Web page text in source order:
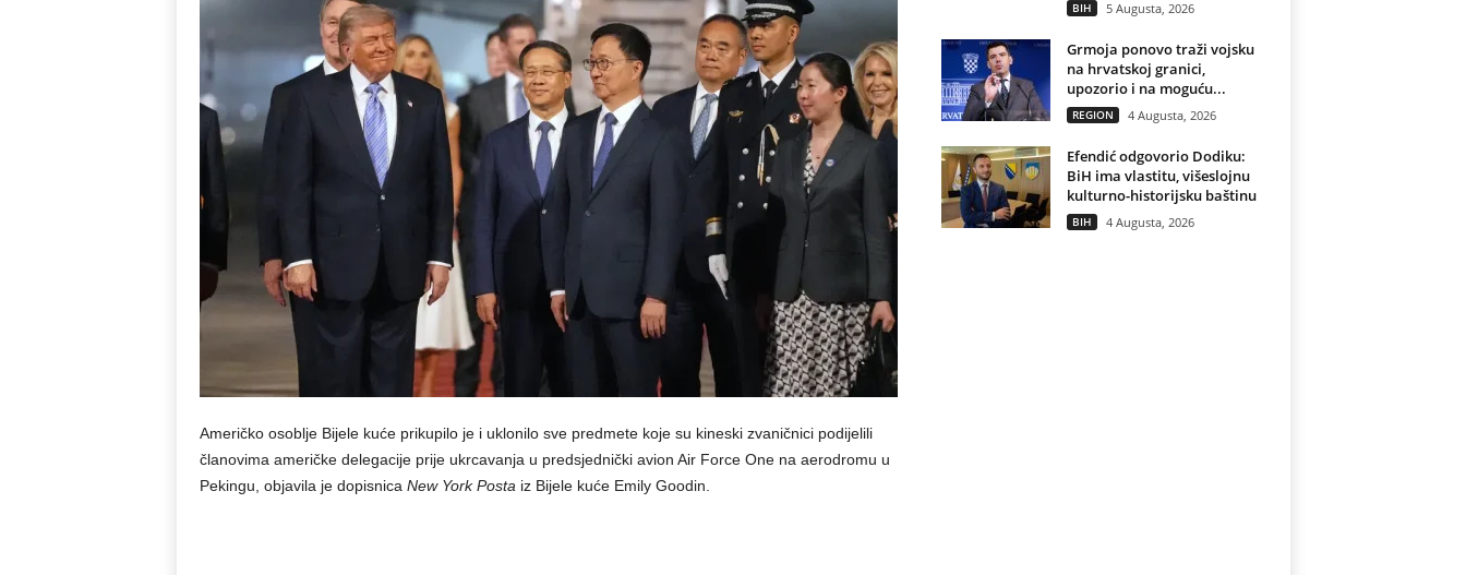
Američko osoblje Bijele kuće prikupilo je i uklonilo sve predmete koje su kineski zvaničnici podijelili
članovima američke delegacije prije ukrcavanja u predsjednički avion Air Force One na aerodromu u
Pekingu, objavila je dopisnica New York Posta iz Bijele kuće Emily Goodin.
BIH 5 Augusta, 2026
Grmoja ponovo traži vojsku
na hrvatskoj granici,
upozorio i na moguću...
REGION 4 Augusta, 2026
Efendić odgovorio Dodiku:
BiH ima vlastitu, višeslojnu
kulturno-historijsku baštinu
BIH 4 Augusta, 2026